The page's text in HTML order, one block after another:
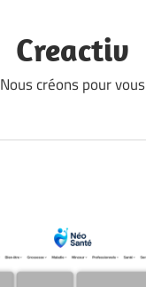
Creactiv
Nous créons pour vous